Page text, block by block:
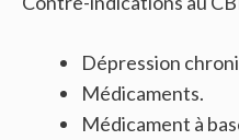
Dépression
Médicaments.
Médicament à